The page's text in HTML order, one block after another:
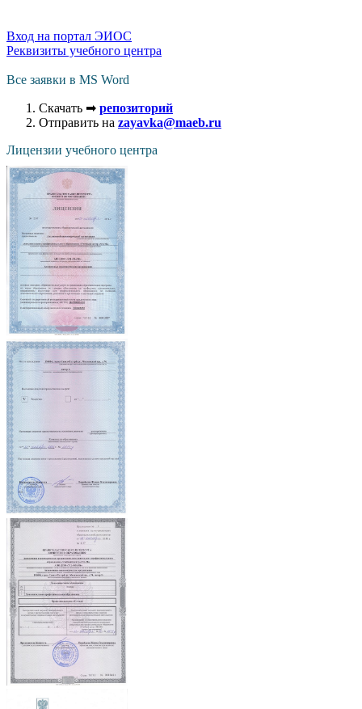
Вход на портал ЭИОС
Реквизиты учебного центра
Все заявки в MS Word
Скачать ➡ репозиторий
Отправить на zayavka@maeb.ru
Лицензии учебного центра